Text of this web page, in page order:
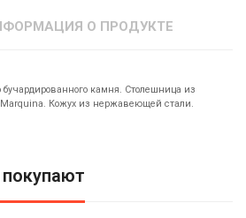
О ПРОДУКТЕ
камня. Столешница из
Marquina. Кожух из нержавеющей стали.